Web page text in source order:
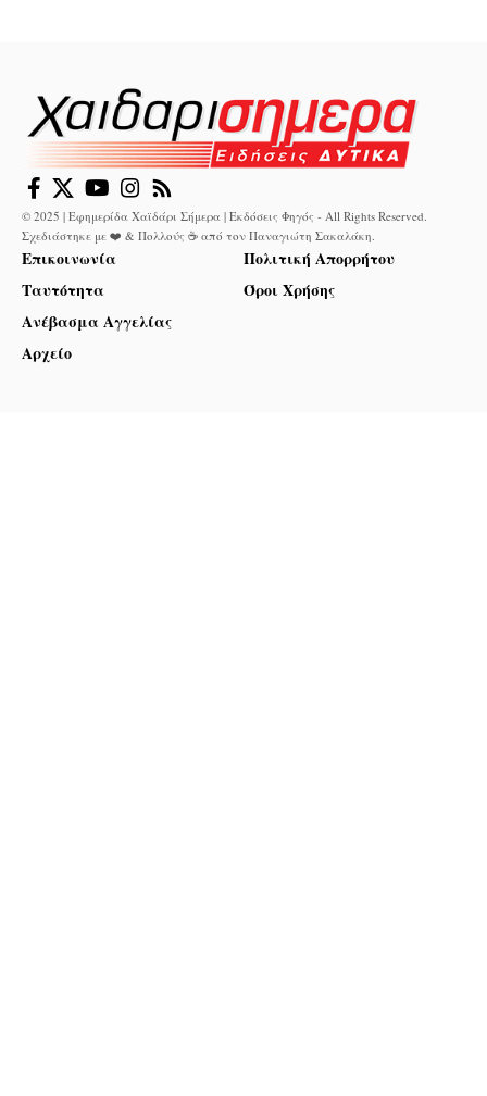
© 2025 | Εφημερίδα Χαϊδάρι Σήμερα | Εκδόσεις Φηγός - All Rights Reserved.
Σχεδιάστηκε με ❤️ & Πολλούς ☕ από τον Παναγιώτη Σακαλάκη
Επικοινωνία
Ταυτότητα
Ανέβασμα Αγγελίας
Αρχείο
Πολιτική Απορρήτου
Όροι Χρήσης